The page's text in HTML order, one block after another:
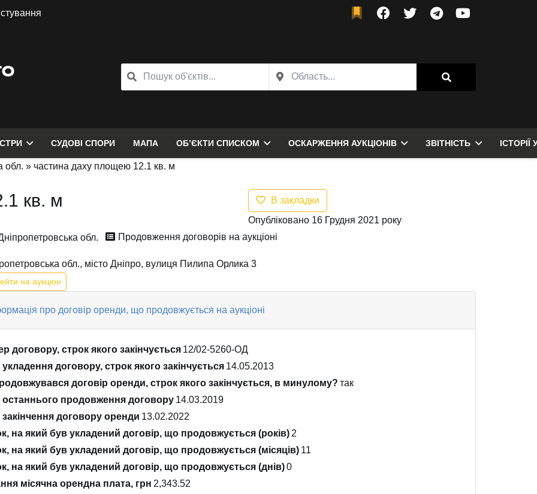
СУДОВІ СПОРИ МАПА ОБ’ЄКТИ СПИСКОМ ОСКАРЖЕННЯ АУКЦІОНІВ ЗВІТНІСТЬ ІСТОРІЇ
обл. » частина даху площею 12.1 кв. м
кв. м
В закладки
Опубліковано 16 Грудня 2021 року
обл. Продовження договорів на аукціоні
обл., місто Дніпро, вулиця Пилипа Орлика 3
на аукціон
про договір оренди, що продовжується на аукціоні
договору, строк якого закінчується 12/02-5260-ОД
договору, строк якого закінчується 14.05.2013
договір оренди, строк якого закінчується, в минулому? так
останнього продовження договору 14.03.2019
закінчення договору оренди 13.02.2022
на який був укладений договір, що продовжується (років) 2
на який був укладений договір, що продовжується (місяців) 11
на який був укладений договір, що продовжується (днів) 0
місячна орендна плата, грн 2,343.52